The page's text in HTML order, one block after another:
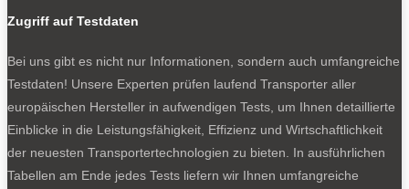
Zugriff auf Testdaten
Bei uns gibt es nicht nur Informationen, sondern auch umfangreiche
Testdaten! Unsere Experten prüfen laufend Transporter aller
europäischen Hersteller in aufwendigen Tests, um Ihnen detaillierte
Einblicke in die Leistungsfähigkeit, Effizienz und Wirtschaftlichkeit
der neuesten Transportertechnologien zu bieten. In ausführlichen
Tabellen am Ende jedes Tests liefern wir Ihnen umfangreiche